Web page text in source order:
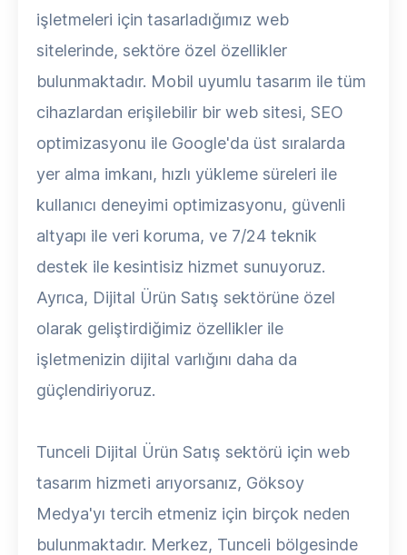
işletmeleri için tasarladığımız web
sitelerinde, sektöre özel özellikler
bulunmaktadır. Mobil uyumlu tasarım ile tüm
cihazlardan erişilebilir bir web sitesi, SEO
optimizasyonu ile Google'da üst sıralarda
yer alma imkanı, hızlı yükleme süreleri ile
kullanıcı deneyimi optimizasyonu, güvenli
altyapı ile veri koruma, ve 7/24 teknik
destek ile kesintisiz hizmet sunuyoruz.
Ayrıca, Dijital Ürün Satış sektörüne özel
olarak geliştirdiğimiz özellikler ile
işletmenizin dijital varlığını daha da
güçlendiriyoruz.
Tunceli Dijital Ürün Satış sektörü için web
tasarım hizmeti arıyorsanız, Göksoy
Medya'yı tercih etmeniz için birçok neden
bulunmaktadır. Merkez, Tunceli bölgesinde